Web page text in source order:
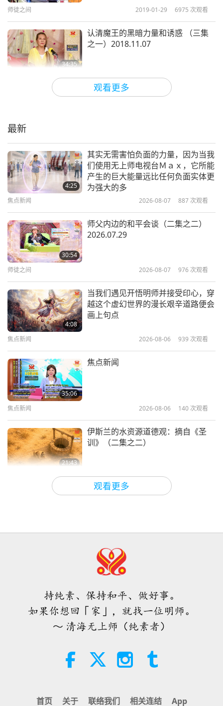
观看更多
师徒之间 2019-01-29 6975 次观看
34:35
认清魔王的黑暗力量和诱惑 （三集
之一）2018.11.07
2019-01-26
在最佳时间吃新鲜食物对修行人很重
要（二集之一）2018.11.26
佛教故事：佛陀前世—月光王（六集
清海无上师为值得的人新造灵性乐土
（二集之一） 2018.12.19
观看更多
最新
4:25
其实无需害怕负面的力量，因为当我
们使用无上师电视台Ｍａｘ，它所能
产生的巨大能量远比任何负面实体更
为强大的多
焦点新闻 2026-08-07 887 次观看
30:54
师父内边的和平会谈（二集之二）
2026.07.29
师徒之间 2026-08-07 976 次观看
4:08
当我们遇见开悟明师并接受印心，穿
越这个虚幻世界的漫长艰辛道路便会
画上句点
焦点新闻 2026-08-06 939 次观看
35:06
焦点新闻
焦点新闻 2026-08-06 140 次观看
21:43
伊斯兰的水资源道德观：摘自《圣
训》（二集之二）
2026-08-06
19:47
38:45
师父内边的和平会谈（二集之一）
师徒之间 2026-08-06 1188
2:01
肉品制造商权益
持纯素、保持和平、做好事。
如果你想回「家」，就找一位明师。
～ 清海无上师（纯素者）
首页 关于 联络我们 相关连结 App